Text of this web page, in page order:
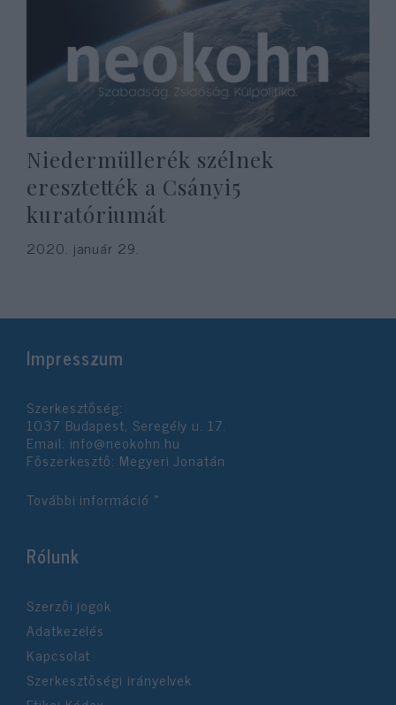
Niedermüllerék szélnek
eresztették a Csányi5
kuratóriumát
2020. január 29.
Impresszum
Szerkesztőség:
1037 Budapest, Seregély u. 17.
Email: info@neokohn.hu
Főszerkesztő: Megyeri Jonatán
További információ »
Rólunk
Szerzői jogok
Adatkezelés
Kapcsolat
Szerkesztőségi irányelvek